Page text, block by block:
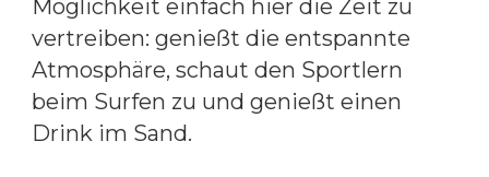
Möglichkeit einfach hier die Zeit zu
vertreiben: genießt die entspannte
Atmosphäre, schaut den Sportlern
beim Surfen zu und genießt einen
Drink im Sand.